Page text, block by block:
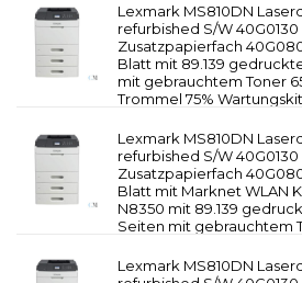
Lexmark MS810DN
refurbished S/W 40G0130
Zusatzpapierfach
Blatt mit 89.139
mit gebrauchtem Toner
Trommel 75%
Lexmark MS810DN
refurbished S/W 40G0130
Zusatzpapierfach
Blatt mit Marknet WLAN
N8350 mit 89.139
Seiten mit gebrauchtem
Lexmark MS810DN